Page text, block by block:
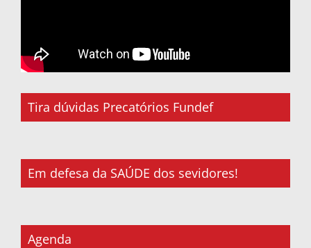
Tira dúvidas Precatórios Fundef
Em defesa da SAÚDE dos sevidores!
Agenda